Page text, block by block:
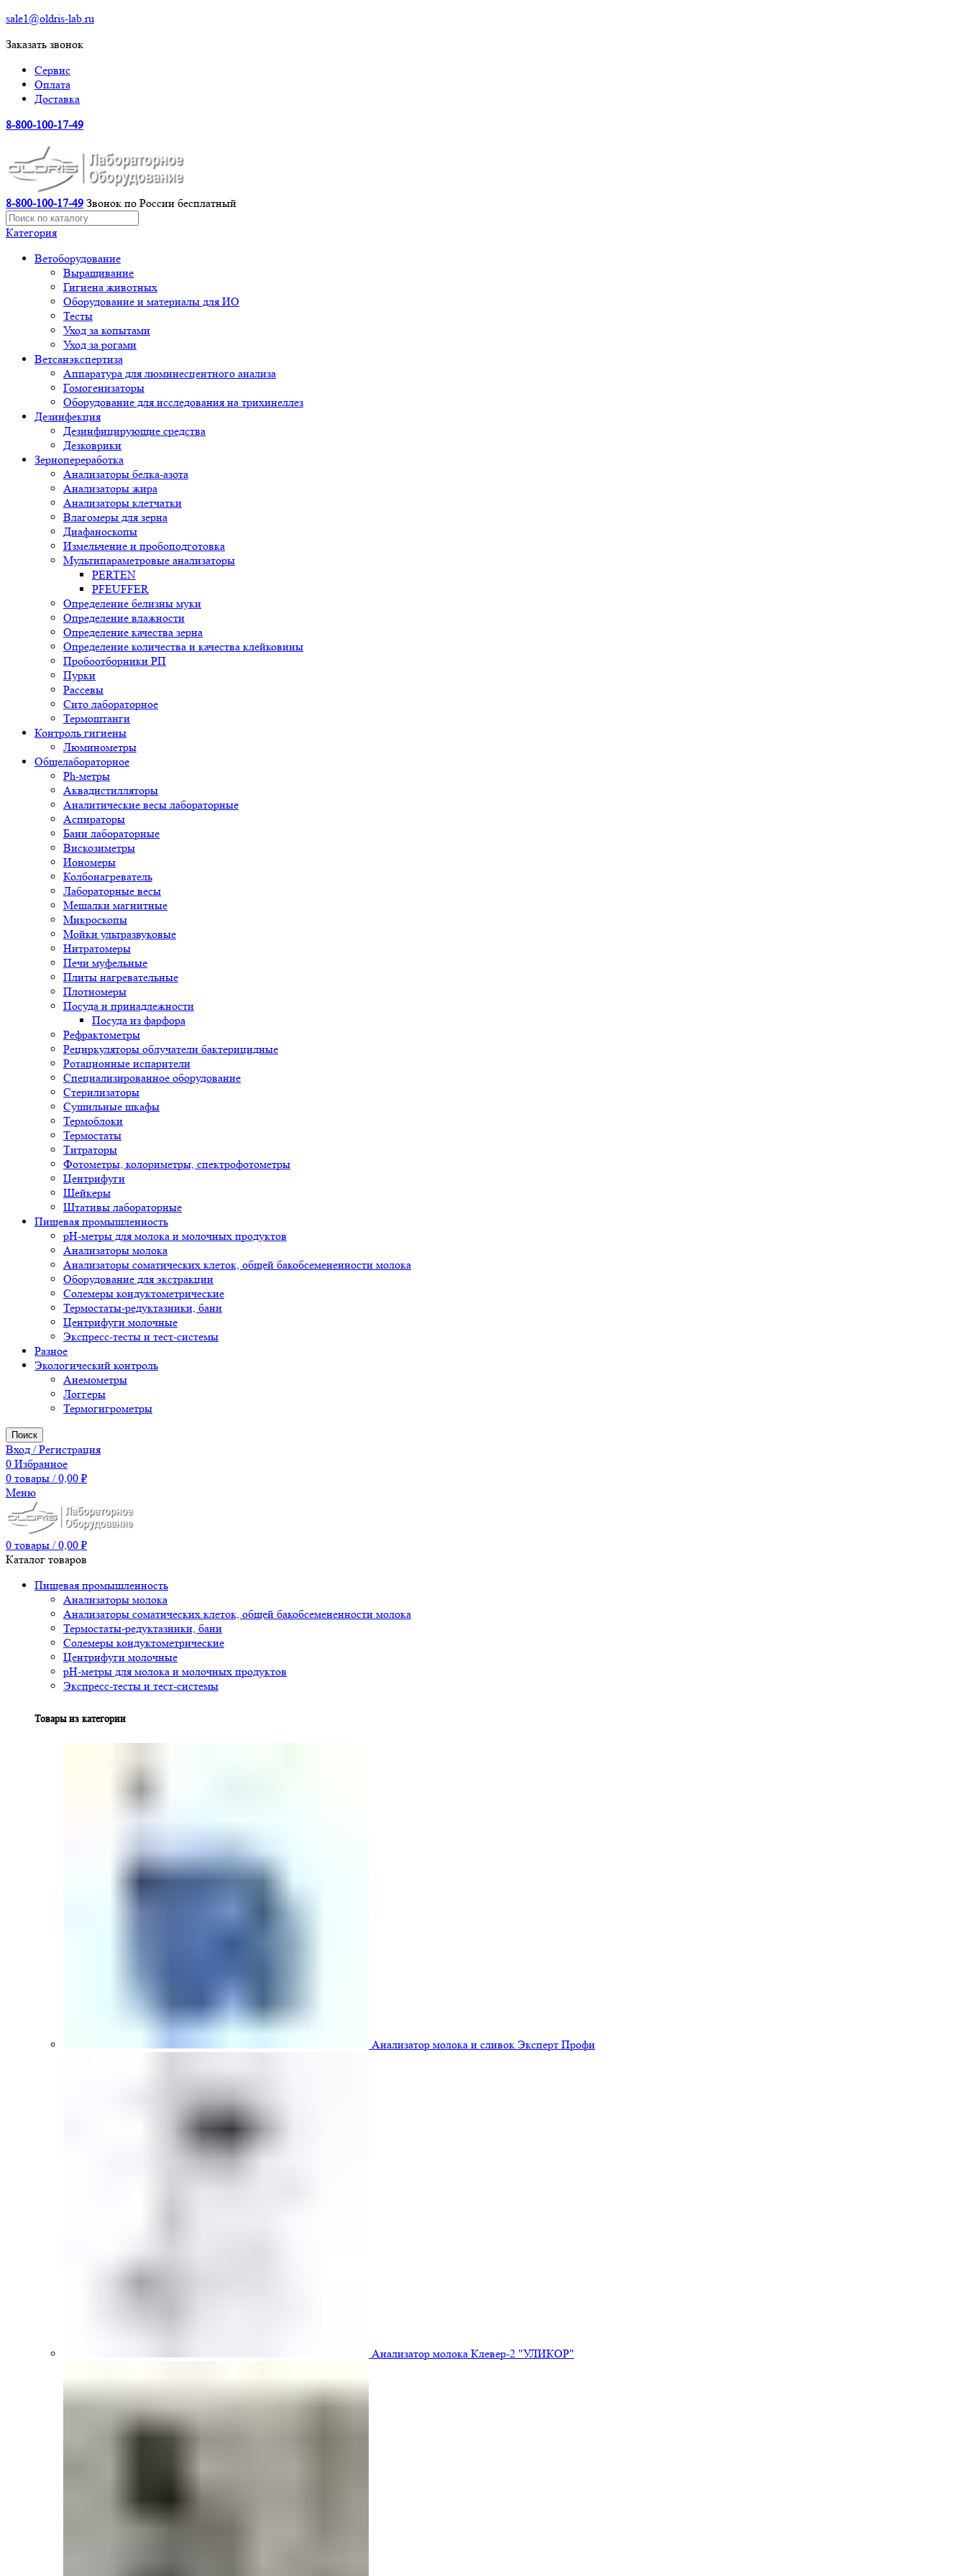
sale1@oldris-lab.ru
Заказать звонок
Сервис
Оплата
Доставка
8-800-100-17-49
8-800-100-17-49 Звонок по России бесплатный
Категория
Ветоборудование
Выращивание
Гигиена животных
Оборудование и материалы для ИО
Тесты
Уход за копытами
Уход за рогами
Ветсанэкспертиза
Аппаратура для люминесцентного анализа
Гомогенизаторы
Оборудование для исследования на трихинеллез
Дезинфекция
Дезинфицирующие средства
Дезковрики
Зернопереработка
Анализаторы белка-азота
Анализаторы жира
Анализаторы клетчатки
Влагомеры для зерна
Диафаноскопы
Измельчение и пробоподготовка
Мультипараметровые анализаторы
PERTEN
PFEUFFER
Определение белизны муки
Определение влажности
Определение качества зерна
Определение количества и качества клейковины
Пробоотборники РП
Пурки
Рассевы
Сито лабораторное
Термоштанги
Контроль гигиены
Люминометры
Общелабораторное
Ph-метры
Аквадистилляторы
Аналитические весы лабораторные
Аспираторы
Бани лабораторные
Вискозиметры
Иономеры
Колбонагреватель
Лабораторные весы
Мешалки магнитные
Микроскопы
Мойки ультразвуковые
Нитратомеры
Печи муфельные
Плиты нагревательные
Плотномеры
Посуда и принадлежности
Посуда из фарфора
Рефрактометры
Рециркуляторы облучатели бактерицидные
Ротационные испарители
Специализированное оборудование
Стерилизаторы
Сушильные шкафы
Термоблоки
Термостаты
Титраторы
Фотометры, колориметры, спектрофотометры
Центрифуги
Шейкеры
Штативы лабораторные
Пищевая промышленность
pH-метры для молока и молочных продуктов
Анализаторы молока
Анализаторы соматических клеток, общей бакобсемененности молока
Оборудование для экстракции
Солемеры кондуктометрические
Термостаты-редуктазники, бани
Центрифуги молочные
Экспресс-тесты и тест-системы
Разное
Экологический контроль
Анемометры
Логгеры
Термогигрометры
Поиск
Вход / Регистрация
0 Избранное
0 товары / 0,00 ₽
Меню
0 товары / 0,00 ₽
Каталог товаров
Пищевая промышленность
Анализаторы молока
Анализаторы соматических клеток, общей бакобсемененности молока
Термостаты-редуктазники, бани
Солемеры кондуктометрические
Центрифуги молочные
pH-метры для молока и молочных продуктов
Экспресс-тесты и тест-системы
Товары из категории
Анализатор молока и сливок Эксперт Профи
Анализатор молока Клевер-2 "УЛИКОР"